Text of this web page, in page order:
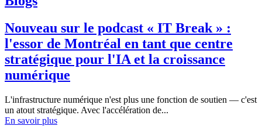
Nouveau sur le podcast « IT Break » :
l'essor de Montréal en tant que centre
stratégique pour l'IA et la croissance
numérique
L'infrastructure numérique n'est plus une fonction de soutien — c'est
un atout stratégique. Avec l'accélération de...
En savoir plus